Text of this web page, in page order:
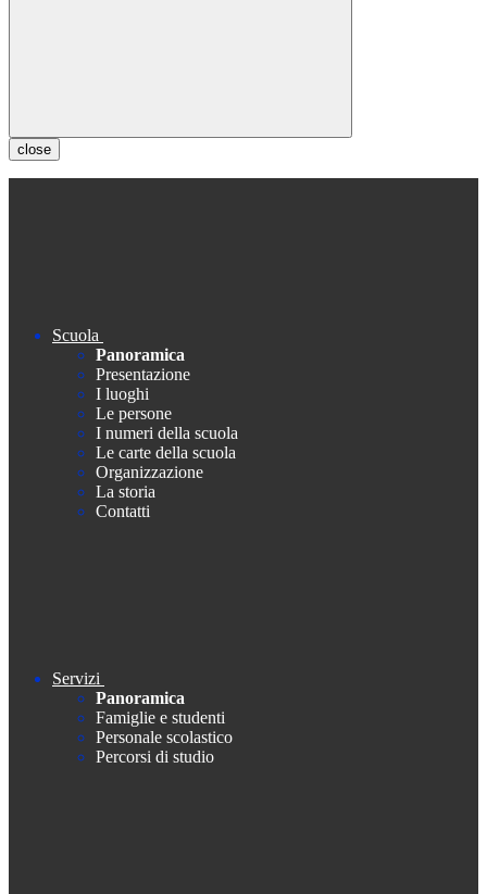
close
Scuola
Panoramica
Presentazione
I luoghi
Le persone
I numeri della scuola
Le carte della scuola
Organizzazione
La storia
Contatti
Servizi
Panoramica
Famiglie e studenti
Personale scolastico
Percorsi di studio